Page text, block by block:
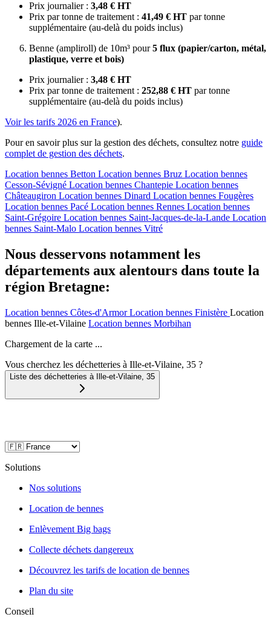
Prix journalier : 3,48 € HT
Prix par tonne de traitement : 41,49 € HT par tonne
supplémentaire (au-delà du poids inclus)
Benne (ampliroll) de 10m³ pour5 flux (papier/carton, métal,
plastique, verre et bois)
Prix journalier : 3,48 € HT
Prix par tonne de traitement : 252,88 € HT par tonne
supplémentaire (au-delà du poids inclus)
Voir les tarifs 2026 en France).
Pour en savoir plus sur la gestion des déchets, consultez notre guide
complet de gestion des déchets.
Location bennes Betton Location bennes Bruz Location bennes
Cesson-Sévigné Location bennes Chantepie Location bennes
Châteaugiron Location bennes Dinard Location bennes Fougères
Location bennes Pacé Location bennes Rennes Location bennes
Saint-Grégoire Location bennes Saint-Jacques-de-la-Lande Location
bennes Saint-Malo Location bennes Vitré
Nous desservons notamment les
départements aux alentours dans toute la
région Bretagne:
Location bennes Côtes-d'Armor Location bennes Finistère Location
bennes Ille-et-Vilaine Location bennes Morbihan
Chargement de la carte ...
Vous cherchez les déchetteries à Ille-et-Vilaine, 35 ?
Liste des déchetteries à Ille-et-Vilaine, 35
Solutions
Nos solutions
Location de bennes
Enlèvement Big bags
Collecte déchets dangereux
Découvrez les tarifs de location de bennes
Plan du site
Conseil